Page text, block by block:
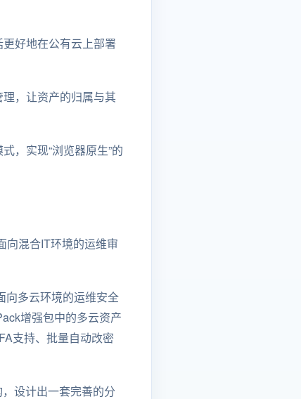
好地在公有云上部署
，让资产的归属与其
，实现“浏览器原生”的
向混合IT环境的运维审
向多云环境的运维安全
增强包中的多云资产
支持、批量自动改密
设计出一套完善的分